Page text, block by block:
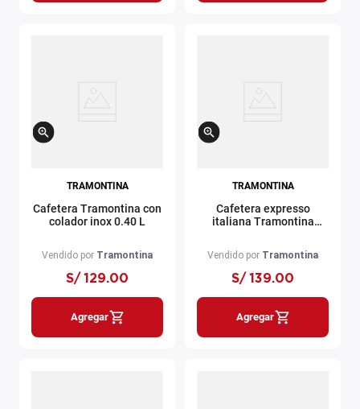
TRAMONTINA
Cafetera Tramontina con
colador inox 0.40 L
Vendido por Tramontina
S/ 129.00
Agregar
TRAMONTINA
Cafetera expresso
italiana Tramontina
Vendido por Tramontina
S/ 139.00
Agregar